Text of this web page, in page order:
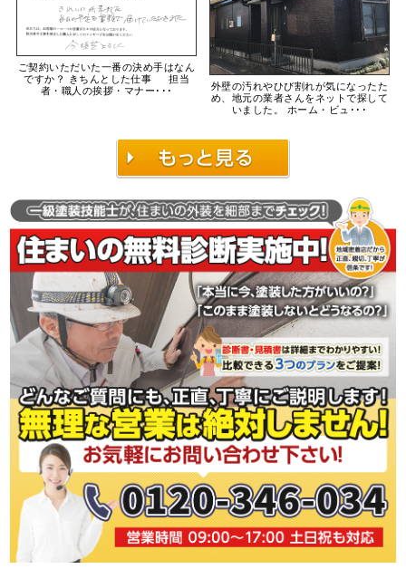
ご契約いただいた一番の決め手はなん
ですか？ きちんとした仕事 担当
者・職人の挨拶・マナー･･･
外壁の汚れやひび割れが気になったた
め、地元の業者さんをネットで探して
いました。 ホーム・ビュ･･･